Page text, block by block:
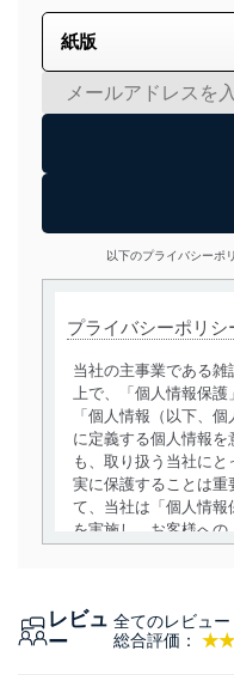
以下のプライバシーポ
プライバシーポリシ
当社の主事業である雑
上で、「個人情報保
「個人情報（以下、
に定義する個人情報
も、取り扱う当社に
実に保護することは重
て、当社は「個人情
を実施し、お客様へ
当社は、個人情報の
レビュ
ー
総合評価：
全てのレビュー